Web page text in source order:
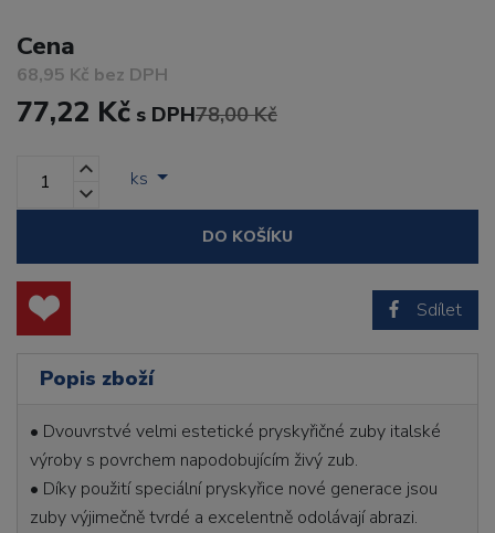
Cena
68,95 Kč bez DPH
77,22 Kč s DPH78,00 Kč
ks
DO KOŠÍKU
Sdílet
Popis zboží
• Dvouvrstvé velmi estetické pryskyřičné zuby italské
výroby s povrchem napodobujícím živý zub.
• Díky použití speciální pryskyřice nové generace jsou
zuby výjimečně tvrdé a excelentně odolávají abrazi.